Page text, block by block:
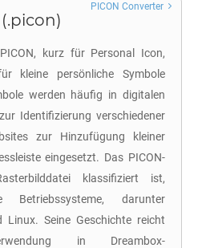
kurz für Personal Icon,
kleine persönliche Symbole
werden häufig in digitalen
Identifizierung verschiedener
zur Hinzufügung kleiner
eingesetzt. Das PICON-
klassifiziert ist,
Betriebssysteme, darunter
Linux. Seine Geschichte reicht
in Dreambox-
PICON Converter